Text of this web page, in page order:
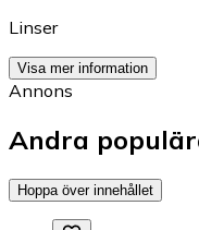
Linser
Visa mer information
Annons
Andra
Hoppa över innehållet